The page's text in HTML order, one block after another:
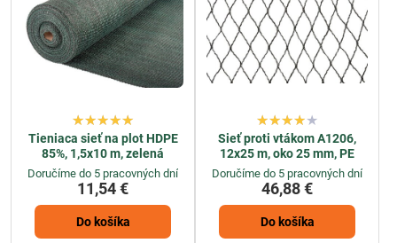
Tieniaca sieť na plot HDPE
85%, 1,5x10 m, zelená
Doručíme do 5 pracovných dní
11,54 €
Do košíka
Sieť proti vtákom A1206,
12x25 m, oko 25 mm, PE
Doručíme do 5 pracovných dní
46,88 €
Do košíka